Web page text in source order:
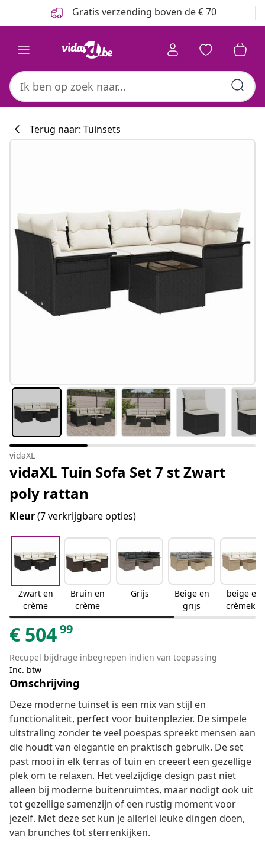
Gratis verzending boven de € 70
Terug naar: Tuinsets
vidaXL
vidaXL Tuin Sofa Set 7 st Zwart
poly rattan
Kleur(7 verkrijgbare opties)
Zwart en
crème
Bruin en
crème
Grijs
Beige en
grijs
beige en
crèmekle
urig
€ 50499
Recupel bijdrage inbegrepen indien van toepassing
Inc. btw
Omschrijving
Deze moderne tuinset is een mix van stijl en
functionaliteit, perfect voor buitenplezier. De simpele
uitstraling zonder te veel poespas spreekt mensen aan
die houdt van elegantie en praktisch gebruik. De set
past mooi in elk terras of tuin en creëert een gezellige
plek om te relaxen. Het veelzijdige design past niet
alleen bij moderne buitenruimtes, maar nodigt ook uit
tot gezellige samenzijn of een rustig moment voor
jezelf. Met deze set kun je allerlei leuke dingen doen,
van brunches tot sterrenkijken.